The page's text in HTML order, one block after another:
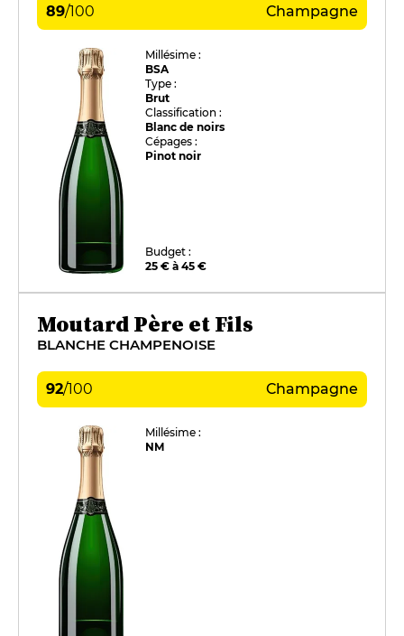
89/100 Champagne
Millésime :
BSA
Type :
Brut
Classification :
Blanc de noirs
Cépages :
Pinot noir
Budget :
25 € à 45 €
Moutard Père et Fils
BLANCHE CHAMPENOISE
92/100 Champagne
Millésime :
NM